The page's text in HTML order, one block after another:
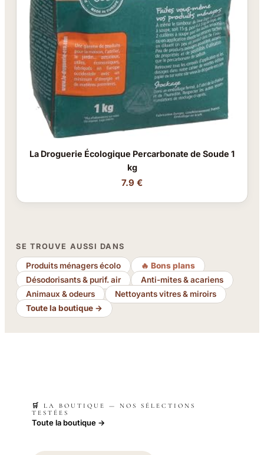
La Droguerie Écologique Percarbonate de Soude 1
kg
7.9 €
SE TROUVE AUSSI DANS
Produits ménagers écolo
🔥 Bons plans
Désodorisants & purif. air
Anti-mites & acariens
Animaux & odeurs
Nettoyants vitres & miroirs
Toute la boutique →
🛒 LA BOUTIQUE — NOS SÉLECTIONS
TESTÉES
Toute la boutique →